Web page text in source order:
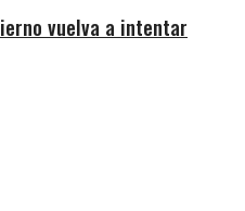
vuelva a intentar